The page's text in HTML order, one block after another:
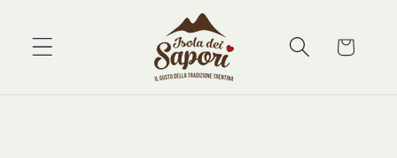
ai contenuti
Carrello